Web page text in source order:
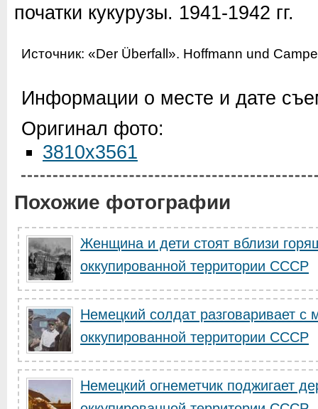
початки кукурузы. 1941-1942 гг.
Источник: «Der Überfall». Hoffmann und
Информации о месте и дате
Оригинал фото:
3810x3561
Похожие фотографии
Женщина и дети стоят вблизи
оккупированной территории СССР
Немецкий солдат разговаривает
оккупированной территории СССР
Немецкий огнеметчик поджигает